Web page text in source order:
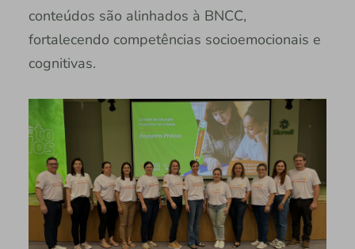
conteúdos são alinhados à BNCC,
fortalecendo competências socioemocionais e
cognitivas.